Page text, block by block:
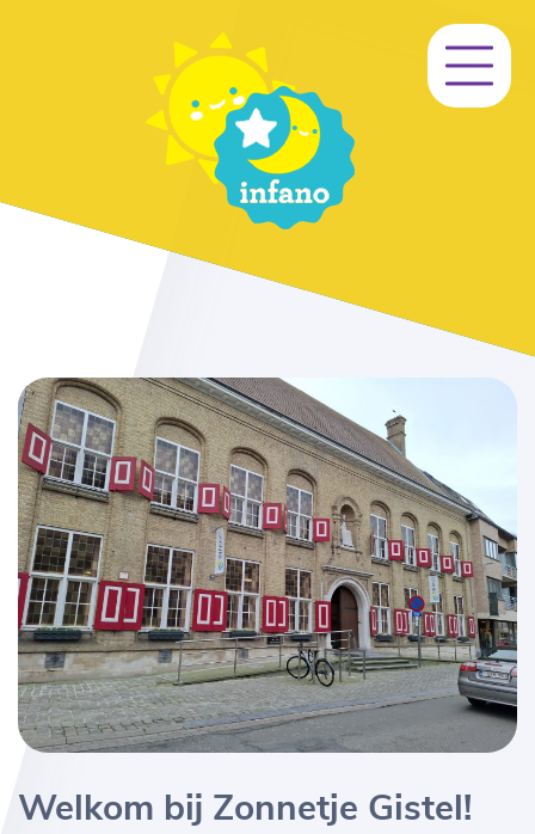
Welkom bij Zonnetje Gistel!